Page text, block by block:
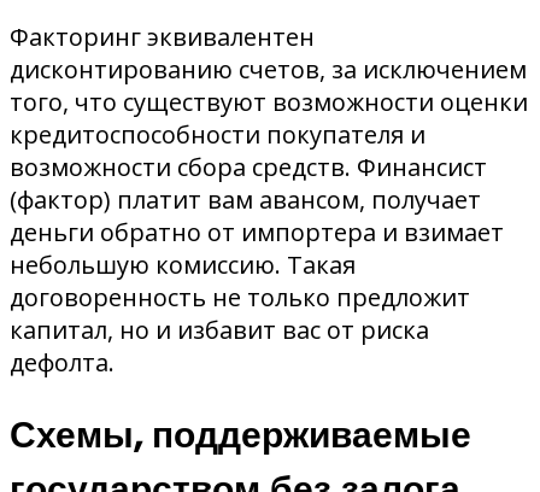
Факторинг эквивалентен
дисконтированию счетов, за исключением
того, что существуют возможности оценки
кредитоспособности покупателя и
возможности сбора средств. Финансист
(фактор) платит вам авансом, получает
деньги обратно от импортера и взимает
небольшую комиссию. Такая
договоренность не только предложит
капитал, но и избавит вас от риска
дефолта.
Схемы, поддерживаемые